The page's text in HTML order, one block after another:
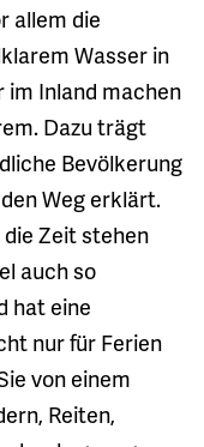
allem die
Wasser in
Inland machen
Dazu trägt
Bevölkerung
Weg erklärt.
Zeit stehen
auch so
hat eine
nur für Ferien
von einem
Reiten,